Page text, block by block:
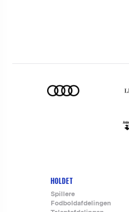
Footer-
HOLDET
Spillere
Fodboldafdelingen